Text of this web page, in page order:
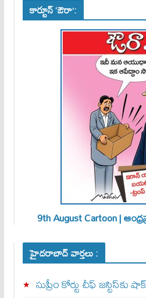
కార్టూన్ ‘ఔరా’:
9th August Cartoon |
హైదరాబాద్ వార్తలు :
సుప్రీం కోర్టు చీఫ్ జస్టిస్⁭కు